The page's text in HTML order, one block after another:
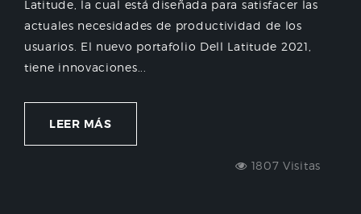
Latitude, la cual está diseñada para satisfacer las
actuales necesidades de productividad de los
usuarios. El nuevo portafolio Dell Latitude 2021,
tiene innovaciones...
LEER MÁS
1807 Visitas